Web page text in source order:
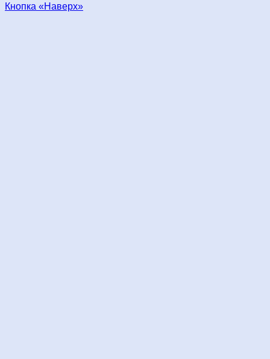
Кнопка «Наверх»